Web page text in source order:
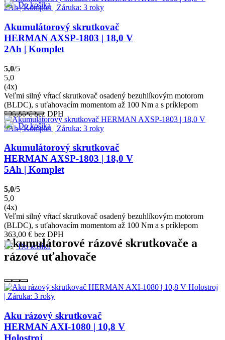
Do košíka
Akumulátorový skrutkovač
HERMAN AXSP-1803 | 18,0 V
2Ah | Komplet
5,0/5
5,0
(4x)
Veľmi silný vŕtací skrutkovač osadený bezuhlíkovým motorom
(BLDC), s uťahovacím momentom až 100 Nm a s príklepom
290,00€bez DPH
Do košíka
Akumulátorový skrutkovač
HERMAN AXSP-1803 | 18,0 V
5Ah | Komplet
5,0/5
5,0
(4x)
Veľmi silný vŕtací skrutkovač osadený bezuhlíkovým motorom
(BLDC), s uťahovacím momentom až 100 Nm a s príklepom
363,00 € bez DPH
Do košíka
Akumulátorové rázové skrutkovače a
rázové uťahovače
Aku rázový skrutkovač
HERMAN AXI-1080 | 10,8 V
Holostroj